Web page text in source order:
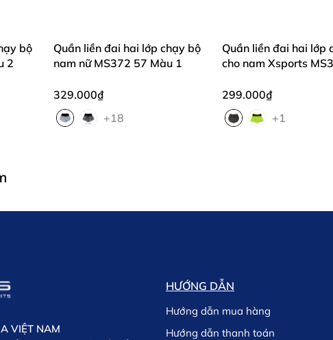
bộ
2
Quần liền đai hai lớp chạy bộ
nam nữ MS372 57 Màu 1
329.000₫
+18
Quần liền đai hai lớp
cho nam Xsports
299.000₫
+1
VIỆT NAM
HƯỚNG DẪN
Hướng dẫn mua hàng
Hướng dẫn thanh toán